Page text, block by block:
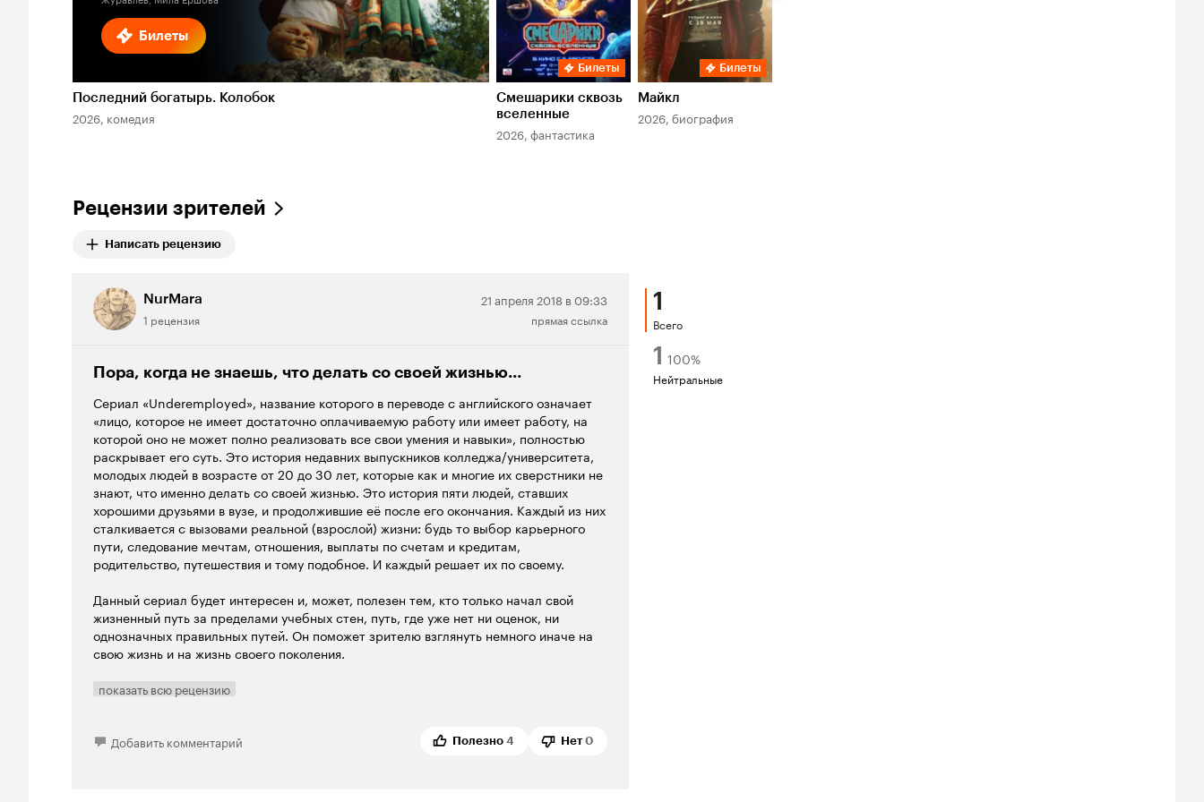
Билеты
Последний богатырь. Колобок
2026, комедия
Билеты
Смешарики сквозь
вселенные
2026, фантастика
Билеты
Майкл
2026, биография
Рецензии зрителей
Написать рецензию
NurMara
1 рецензия
Нейтральная
рецензия
21 апреля 2018 в 09:33
прямая ссылка
Пора, когда не знаешь, что делать со своей жизнью...
Сериал «Underemployed», название которого в переводе с английского означает
«лицо, которое не имеет достаточно оплачиваемую работу или имеет работу, на
которой оно не может полно реализовать все свои умения и навыки», полностью
раскрывает его суть. Это история недавних выпускников колледжа/университета,
молодых людей в возрасте от 20 до 30 лет, которые как и многие их сверстники не
знают, что именно делать со своей жизнью. Это история пяти людей, ставших
хорошими друзьями в вузе, и продолжившие её после его окончания. Каждый из них
сталкивается с вызовами реальной (взрослой) жизни: будь то выбор карьерного
пути, следование мечтам, отношения, выплаты по счетам и кредитам,
родительство, путешествия и тому подобное. И каждый решает их по своему.
Данный сериал будет интересен и, может, полезен тем, кто только начал свой
жизненный путь за пределами учебных стен, путь, где уже нет ни оценок, ни
однозначных правильных путей. Он поможет зрителю взглянуть немного иначе на
свою жизнь и на жизнь своего поколения.
показать всю рецензию
Добавить комментарий Полезно 4 Нет 0
1
Всего
1 100%
Нейтральные